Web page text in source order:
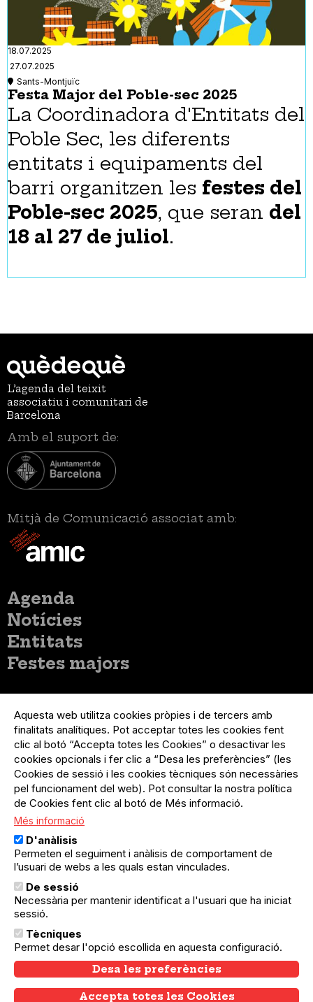
18.07.2025
27.07.2025
Sants-Montjuïc
Festa Major del Poble-sec 2025
La Coordinadora d'Entitats del
Poble Sec, les diferents
entitats i equipaments del
barri organitzen les festes del
Poble-sec 2025, que seran del
18 al 27 de juliol.
L’agenda del teixit
associatiu i comunitari de
Barcelona
Amb el suport de:
Mitjà de Comunicació associat amb:
Menú
principal
Agenda
Notícies
Entitats
Festes majors
del
compte
d'usuari
Menú
usuari
no
loggat
Registre organització
Menú
Peu
Sobre el projecte
Preguntes freqüents
Contacte
Menú
Legal
Política de privacitat
Avís legal
Política de cookies
El Quèdequè no es fa responsable de les activitats
programades; en són responsables els col·lectius
organitzadors.
© Quedequè, 2025
Aquesta web utilitza cookies pròpies i de tercers amb
finalitats analítiques. Pot acceptar totes les cookies fent
clic al botó “Accepta totes les Cookies” o desactivar les
cookies opcionals i fer clic a “Desa les preferències” (les
Cookies de sessió i les cookies tècniques són necessàries
pel funcionament del web). Pot consultar la nostra política
de Cookies fent clic al botó de Més informació.
Més informació
D'anàlisis
Permeten el seguiment i anàlisis de comportament de
l’usuari de webs a les quals estan vinculades.
De sessió
Necessària per mantenir identificat a l'usuari que ha iniciat
sessió.
Tècniques
Permet desar l'opció escollida en aquesta configuració.
Desa les preferències
Accepta totes les Cookies
Withdraw consent